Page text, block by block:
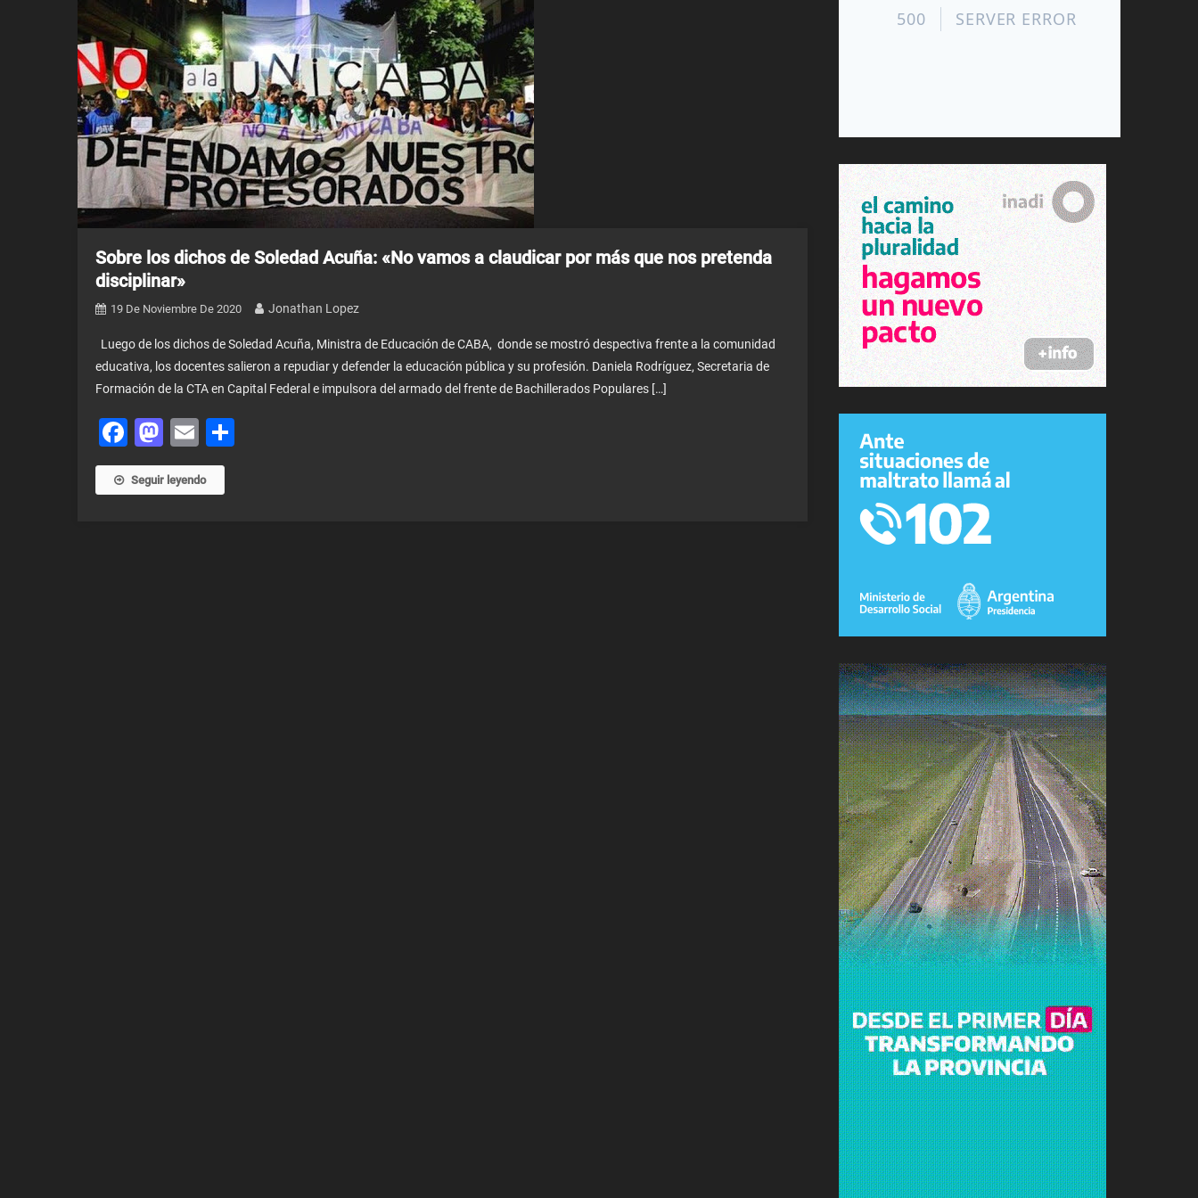
Sobre los dichos de Soledad Acuña: «No vamos a claudicar por más que nos pretenda
disciplinar»
19 De Noviembre De 2020 Jonathan Lopez
Luego de los dichos de Soledad Acuña, Ministra de Educación de CABA, donde se mostró despectiva frente a la comunidad
educativa, los docentes salieron a repudiar y defender la educación pública y su profesión. Daniela Rodríguez, Secretaria de
Formación de la CTA en Capital Federal e impulsora del armado del frente de Bachillerados Populares […]
Facebook
Mastodon
Email
Seguir leyendo